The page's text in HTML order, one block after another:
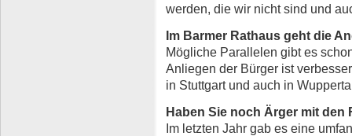
werden, die wir nicht sind und
Im Barmer Rathaus geht die
Mögliche Parallelen gibt es
Anliegen der Bürger ist
in Stuttgart und auch in
Haben Sie noch Ärger mit den
Im letzten Jahr gab es eine